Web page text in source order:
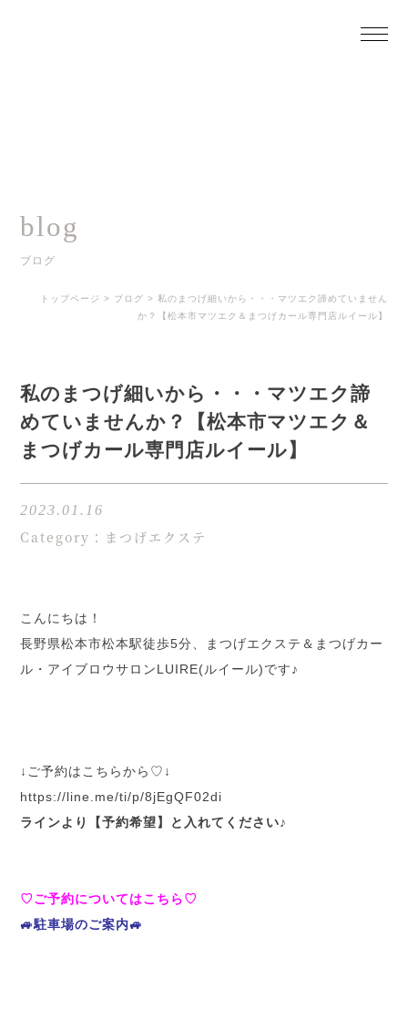
blog
ブログ
トップページ > ブログ > 私のまつげ細いから・・・マツエク諦めていません
か？【松本市マツエク＆まつげカール専門店ルイール】
私のまつげ細いから・・・マツエク諦
めていませんか？【松本市マツエク＆
まつげカール専門店ルイール】
2023.01.16
Category：まつげエクステ
こんにちは！
長野県松本市松本駅徒歩5分、まつげエクステ＆まつげカー
ル・アイブロウサロンLUIRE(ルイール)です♪
↓ご予約はこちらから♡↓
https://line.me/ti/p/8jEgQF02di
ラインより【予約希望】と入れてください♪
♡ご予約についてはこちら♡
🚙駐車場のご案内🚙